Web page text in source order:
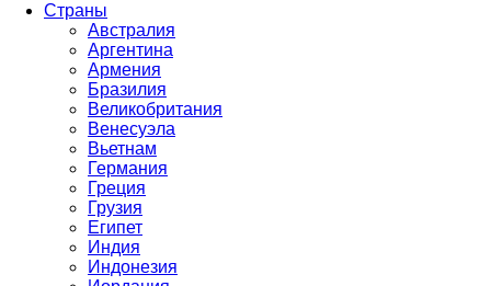
Страны
Австралия
Аргентина
Армения
Бразилия
Великобритания
Венесуэла
Вьетнам
Германия
Греция
Грузия
Египет
Индия
Индонезия